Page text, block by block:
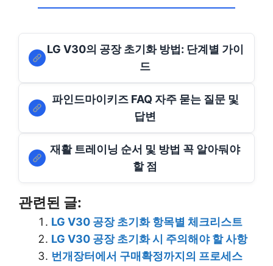
LG V30의 공장 초기화 방법: 단계별 가이
드
파인드마이키즈 FAQ 자주 묻는 질문 및
답변
재활 트레이닝 순서 및 방법 꼭 알아둬야
할 점
관련된 글:
LG V30 공장 초기화 항목별 체크리스트
LG V30 공장 초기화 시 주의해야 할 사항
번개장터에서 구매확정까지의 프로세스